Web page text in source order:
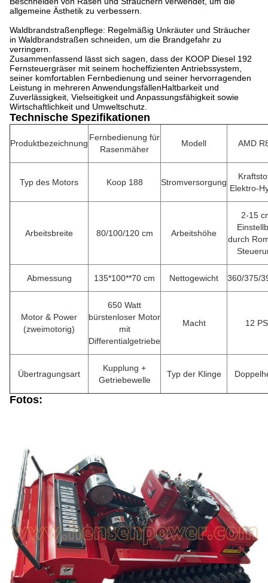
allgemeine Ästhetik zu verbessern.
Waldbrandstraßenpflege: Regelmäßig Unkräuter und Sträucher
in Waldbrandstraßen schneiden, um die Brandgefahr zu
verringern.
Zusammenfassend lässt sich sagen, dass der KOOP Diesel 192
Fernsteuergräser mit seinem hocheffizienten Antriebssystem,
seiner komfortablen Fernbedienung und seiner hervorragenden
Leistung in mehreren AnwendungsfällenHaltbarkeit und
Zuverlässigkeit, Vielseitigkeit und Anpassungsfähigkeit sowie
Wirtschaftlichkeit und Umweltschutz.
Technische Spezifikationen
Produktbezeichnung
Fernbedienung für
Rasenmäher
Modell AMD
Typ des Motors Koop 188 Stromversorgung
Elektro-
Arbeitsbreite 80/100/120 cm Arbeitshöhe
2-15
durch
Abmessung 135*100**70 cm Nettogewicht 360/375/
Motor & Power
(zweimotorig)
650 Watt
bürstenloser Motor
mit
Differentialgetriebe
Macht 12 PS
Übertragungsart
Kupplung +
Getriebewelle
Typ der Klinge
Fotos: